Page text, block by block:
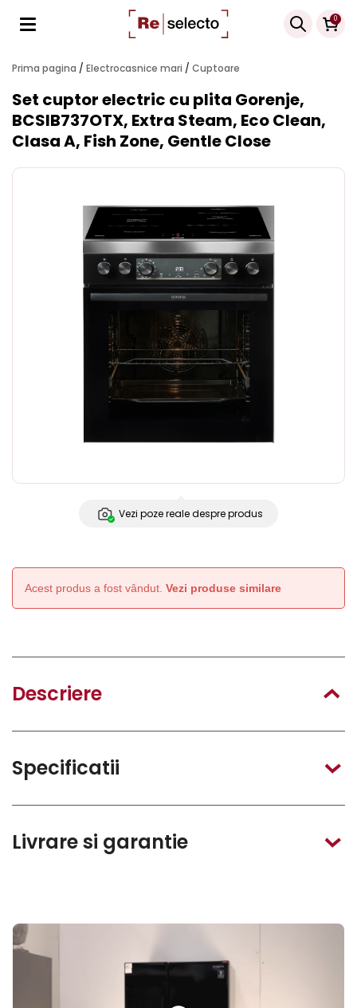
0
Products
search
Prima pagina / Electrocasnice mari / Cuptoare
Set cuptor electric cu plita Gorenje,
BCSIB737OTX, Extra Steam, Eco Clean,
Clasa A, Fish Zone, Gentle Close
Vezi poze reale despre produs
Acest produs a fost vândut. Vezi produse similare
Descriere
Specificatii
Livrare si garantie